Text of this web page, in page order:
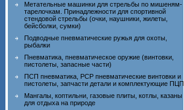
Метательные машинки для стрельбы по мишеням-
тарелочкам. Принадлежности для спортивной
стендовой стрельбы (очки, наушники, жилеты,
бейсболки, сумки)
Подводные пневматические ружья для охоты,
рыбалки
Пневматика, пневматическое оружие (винтовки,
пистолеты, запасные части)
ПСП пневматика, PCP пневматические винтовки и
пистолеты, запчасти детали и комплектующие ПЦП
Мангалы, коптильни, газовые плиты, котлы, казаны
для отдыха на природе